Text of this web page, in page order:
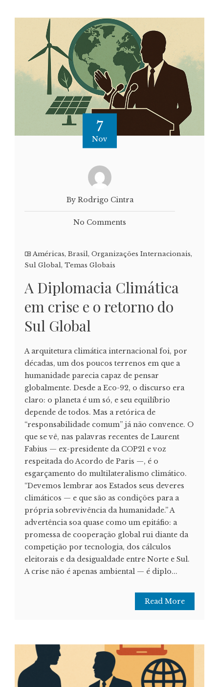
7
Nov
By Rodrigo Cintra
No Comments
Américas, Brasil, Organizações Internacionais,
Sul Global, Temas Globais
A Diplomacia Climática
em crise e o retorno do
Sul Global
A arquitetura climática internacional foi, por
décadas, um dos poucos terrenos em que a
humanidade parecia capaz de pensar
globalmente. Desde a Eco-92, o discurso era
claro: o planeta é um só, e seu equilíbrio
depende de todos. Mas a retórica de
“responsabilidade comum” já não convence. O
que se vê, nas palavras recentes de Laurent
Fabius — ex-presidente da COP21 e voz
respeitada do Acordo de Paris —, é o
esgarçamento do multilateralismo climático.
“Devemos lembrar aos Estados seus deveres
climáticos — e que são as condições para a
própria sobrevivência da humanidade.” A
advertência soa quase como um epitáfio: a
promessa de cooperação global rui diante da
competição por tecnologia, dos cálculos
eleitorais e da desigualdade entre Norte e Sul.
A crise não é apenas ambiental — é diplo...
Read More